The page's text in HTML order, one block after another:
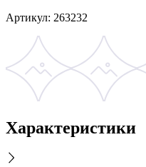
Артикул: 263232
Характеристики